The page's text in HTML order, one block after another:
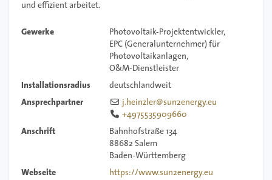
und effizient arbeitet.
Gewerke
Photovoltaik-Projektentwickler
EPC (Generalunternehmer) für
Photovoltaikanlagen
O&M-Dienstleister
Installationsradius
deutschlandweit
Ansprechpartner
j.heinzler@sun2energy.eu
+4975535909660
Anschrift
Bahnhofstraße 134
88682 Salem
Baden-Württemberg
Webseite
https://www.sun2energy.eu